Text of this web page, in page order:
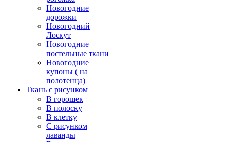
Новогодние
дорожки
Новогодний
Лоскут
Новогодние
постельные ткани
Новогодние
купоны ( на
полотенца)
Ткань с рисунком
В горошек
В полоску
В клетку
С рисунком
лаванды